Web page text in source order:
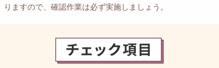
りますので、確認作業は必ず実施しましょう。